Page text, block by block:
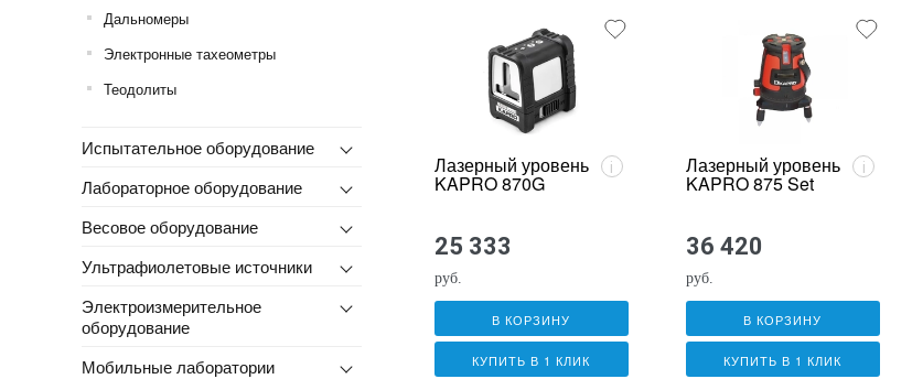
Дальномеры
Электронные тахеометры
Теодолиты
Испытательное оборудование
Лабораторное оборудование
Весовое оборудование
Ультрафиолетовые источники
Электроизмерительное
оборудование
Мобильные лаборатории
Лазерный уровень
KAPRO 870G
i
25 333
руб.
В КОРЗИНУ
КУПИТЬ В 1 КЛИК
Лазерный уровень
KAPRO 875 Set
i
36 420
руб.
В КОРЗИНУ
КУПИТЬ В 1 КЛИК